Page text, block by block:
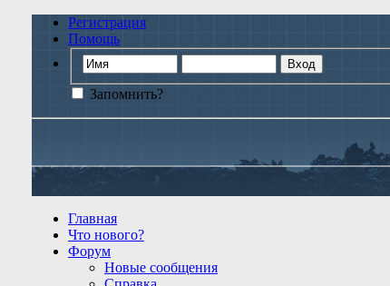
Регистрация
Помощь
Запомнить?
Главная
Что нового?
Форум
Новые сообщения